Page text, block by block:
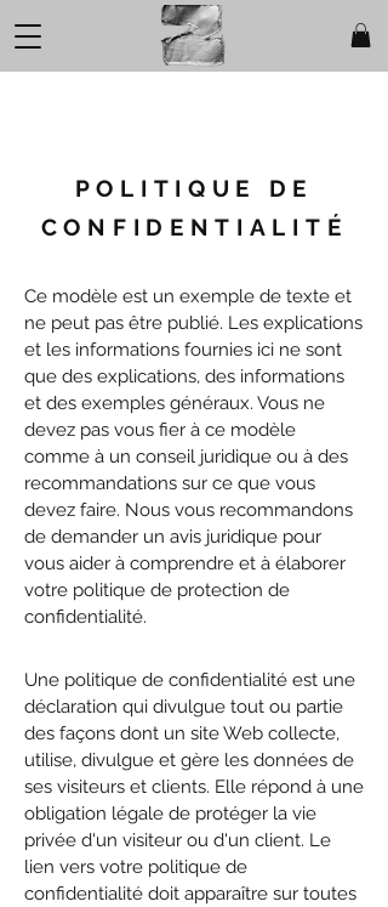
POLITIQUE DE
CONFIDENTIALITÉ
Ce modèle est un exemple de texte et
ne peut pas être publié. Les explications
et les informations fournies ici ne sont
que des explications, des informations
et des exemples généraux. Vous ne
devez pas vous fier à ce modèle
comme à un conseil juridique ou à des
recommandations sur ce que vous
devez faire. Nous vous recommandons
de demander un avis juridique pour
vous aider à comprendre et à élaborer
votre politique de protection de
confidentialité.
Une politique de confidentialité est une
déclaration qui divulgue tout ou partie
des façons dont un site Web collecte,
utilise, divulgue et gère les données de
ses visiteurs et clients. Elle répond à une
obligation légale de protéger la vie
privée d'un visiteur ou d'un client. Le
lien vers votre politique de
confidentialité doit apparaître sur toutes